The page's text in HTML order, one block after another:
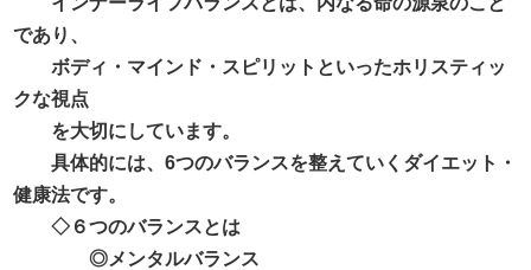
であり、
ボディ・マインド・スピリットといったホリスティッ
クな視点
を大切にしています。
具体的には、6つのバランスを整えていくダイエット・
健康法です。
◇６つのバランスとは
◎メンタルバランス